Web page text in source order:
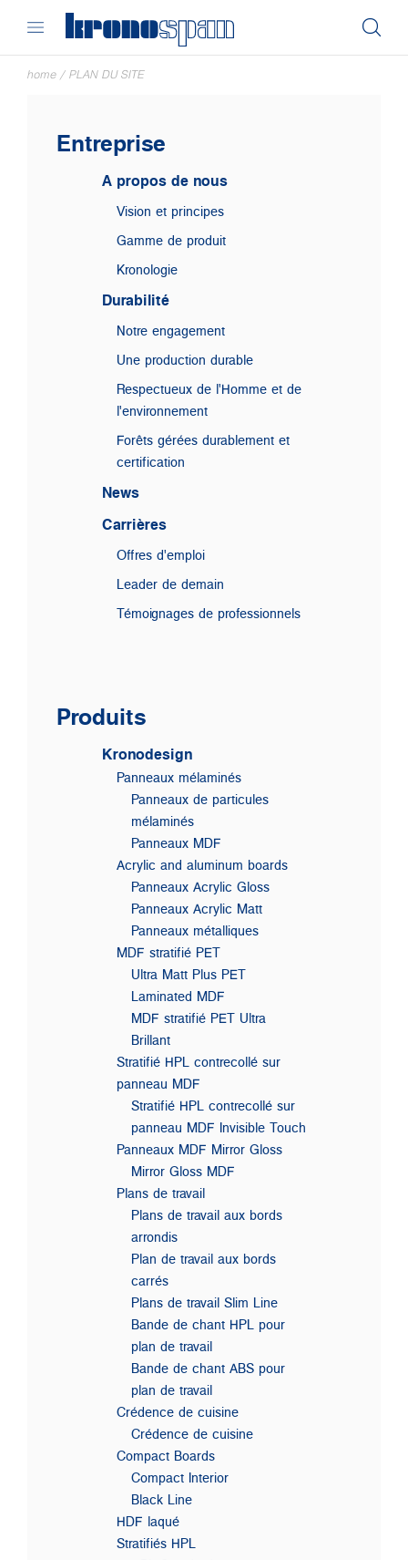
home / PLAN DU SITE
Entreprise
A propos de nous
Vision et principes
Gamme de produit
Kronologie
Durabilité
Notre engagement
Une production durable
Respectueux de l'Homme et de
l'environnement
Forêts gérées durablement et
certification
News
Carrières
Offres d'emploi
Leader de demain
Témoignages de professionnels
Produits
Kronodesign
Panneaux mélaminés
Panneaux de particules
mélaminés
Panneaux MDF
Acrylic and aluminum boards
Panneaux Acrylic Gloss
Panneaux Acrylic Matt
Panneaux métalliques
MDF stratifié PET
Ultra Matt Plus PET
Laminated MDF
MDF stratifié PET Ultra
Brillant
Stratifié HPL contrecollé sur
panneau MDF
Stratifié HPL contrecollé sur
panneau MDF Invisible Touch
Panneaux MDF Mirror Gloss
Mirror Gloss MDF
Plans de travail
Plans de travail aux bords
arrondis
Plan de travail aux bords
carrés
Plans de travail Slim Line
Bande de chant HPL pour
plan de travail
Bande de chant ABS pour
plan de travail
Crédence de cuisine
Crédence de cuisine
Compact Boards
Compact Interior
Black Line
HDF laqué
Stratifiés HPL